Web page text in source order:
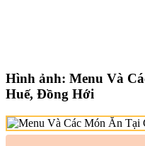
Hình ảnh: Menu Và
Huế, Đồng Hới